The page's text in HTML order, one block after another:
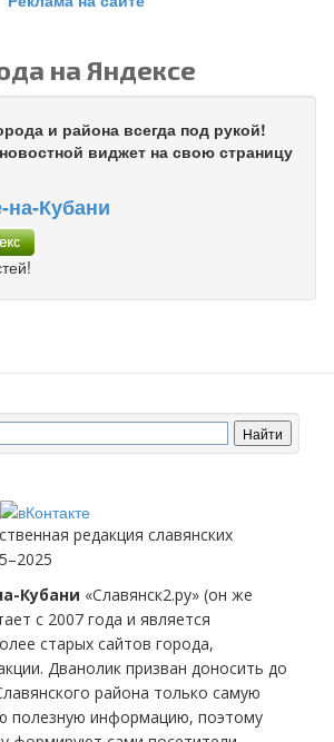
на Яндексе
и района всегда под рукой!
виджет на свою страницу
на-Кубани
редакция славянских
Кубани «Славянск2.ру» (он же
с 2007 года и является
старых сайтов города,
Дванолик призван доносить до
района только самую
полезную информацию, поэтому